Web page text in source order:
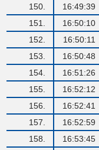
150.
16:49:39
151.
16:50:10
152.
16:50:11
153.
16:50:48
154.
16:51:26
155.
16:52:12
156.
16:52:41
157.
16:52:59
158.
16:53:45